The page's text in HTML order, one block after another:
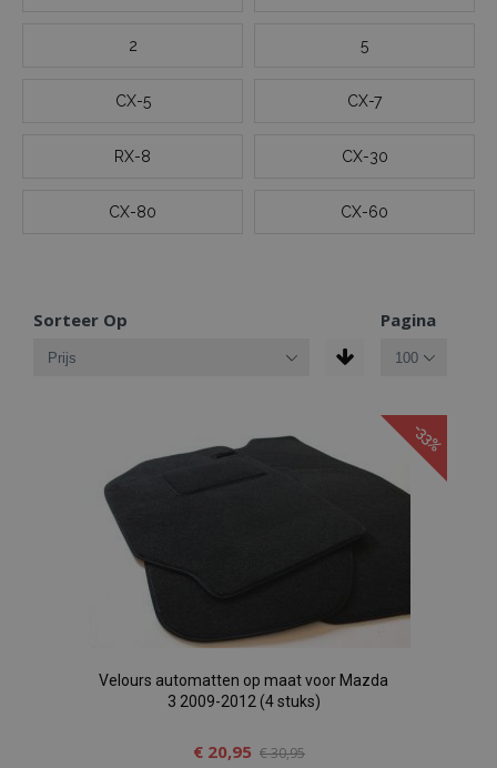
2 5
CX-5 CX-7
RX-8 CX-30
CX-80 CX-60
Sorteer Op Pagina
-33%
Velours automatten op maat voor Mazda
3 2009-2012 (4 stuks)
€ 20,95 € 30,95